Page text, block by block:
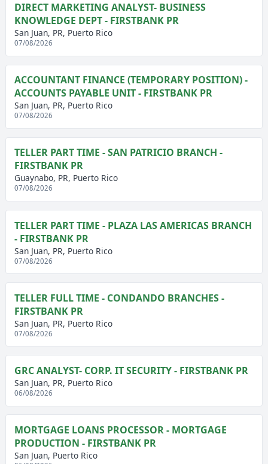
DIRECT MARKETING ANALYST- BUSINESS
KNOWLEDGE DEPT - FIRSTBANK PR
San Juan, PR, Puerto Rico
07/08/2026
ACCOUNTANT FINANCE (TEMPORARY POSITION) -
ACCOUNTS PAYABLE UNIT - FIRSTBANK PR
San Juan, PR, Puerto Rico
07/08/2026
TELLER PART TIME - SAN PATRICIO BRANCH -
FIRSTBANK PR
Guaynabo, PR, Puerto Rico
07/08/2026
TELLER PART TIME - PLAZA LAS AMERICAS BRANCH
- FIRSTBANK PR
San Juan, PR, Puerto Rico
07/08/2026
TELLER FULL TIME - CONDANDO BRANCHES -
FIRSTBANK PR
San Juan, PR, Puerto Rico
07/08/2026
GRC ANALYST- CORP. IT SECURITY - FIRSTBANK PR
San Juan, PR, Puerto Rico
06/08/2026
MORTGAGE LOANS PROCESSOR - MORTGAGE
PRODUCTION - FIRSTBANK PR
San Juan, Puerto Rico